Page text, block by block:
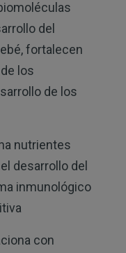
del
fortalecen
los
de los
nutrientes
desarrollo del
inmunológico
con